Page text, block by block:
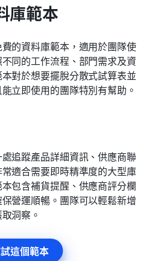
庫範本
的資料庫範本，適用於團隊使
同的工作流程、部門需求及資
對於想要擺脫分散式試算表並
立即使用的團隊特別有幫助。
追蹤產品詳細資訊、供應商聯
適合需要即時精準度的大型庫
包含補貨提醒、供應商評分欄
營運順暢。團隊可以輕鬆新增
洞察。
這個範本